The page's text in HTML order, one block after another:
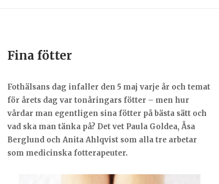
Fina fötter
Fothälsans dag infaller den 5 maj varje år och temat
för årets dag var tonåringars fötter – men hur
vårdar man egentligen sina fötter på bästa sätt och
vad ska man tänka på? Det vet Paula Goldea, Åsa
Berglund och Anita Ahlqvist som alla tre arbetar
som medicinska fotterapeuter.